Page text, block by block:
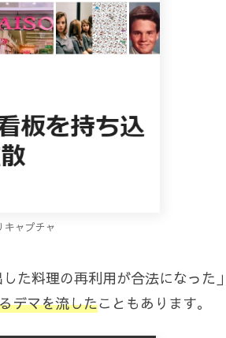
キャプチャ
た料理の再利用が合法になった」
デマを流したこともあります。